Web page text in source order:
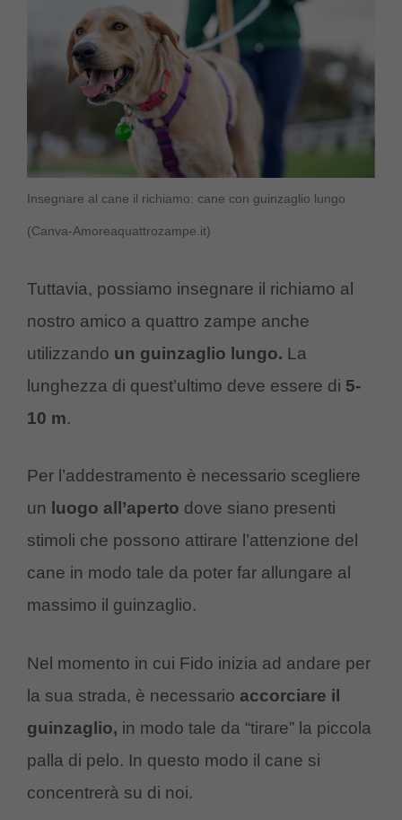
Insegnare al cane il richiamo: cane con guinzaglio lungo
(Canva-Amoreaquattrozampe.it)
Tuttavia, possiamo insegnare il richiamo al
nostro amico a quattro zampe anche
utilizzando un guinzaglio lungo. La
lunghezza di quest’ultimo deve essere di 5-
10 m.
Per l’addestramento è necessario scegliere
un
luogo all’aperto dove siano presenti
stimoli che possono attirare l’attenzione del
cane in modo tale da poter far allungare al
massimo il guinzaglio.
Nel momento in cui Fido inizia ad andare per
la sua strada, è necessario accorciare il
guinzaglio, in modo tale da “tirare” la piccola
palla di pelo. In questo modo il cane si
concentrerà su di noi.